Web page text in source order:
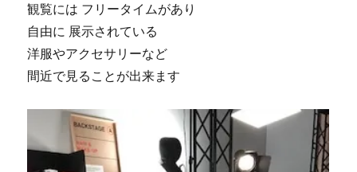
観覧には フリータイムがあり
自由に 展示されている
洋服やアクセサリーなど
間近で見ることが出来ます